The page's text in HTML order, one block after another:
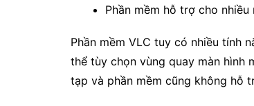
Phần mềm hỗ trợ cho
Phần mềm VLC tuy có nhiều tính
thể tùy chọn vùng quay màn hình
tạp và phần mềm cũng không hỗ